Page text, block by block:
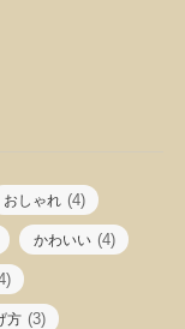
おしゃれ (4)
かわいい (4)
方 (3)